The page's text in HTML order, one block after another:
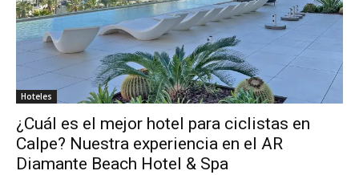
My
Hoteles
¿Cuál es el mejor hotel para ciclistas en
Calpe? Nuestra experiencia en el AR
Diamante Beach Hotel & Spa